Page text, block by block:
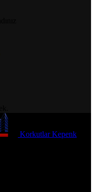
Korkutlar Kepenk